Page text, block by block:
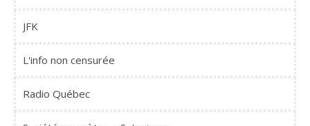
JFK
L'info non censurée
Radio Québec